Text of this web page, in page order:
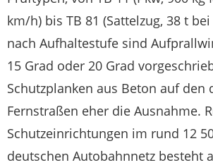
km/h) bis TB 81 (Sattelzug, 38 t
nach Aufhaltestufe sind
15 Grad oder 20 Grad
Schutzplanken aus Beton auf den
Fernstraßen eher die Ausnahme.
Schutzeinrichtungen im rund 12
deutschen Autobahnnetz besteht